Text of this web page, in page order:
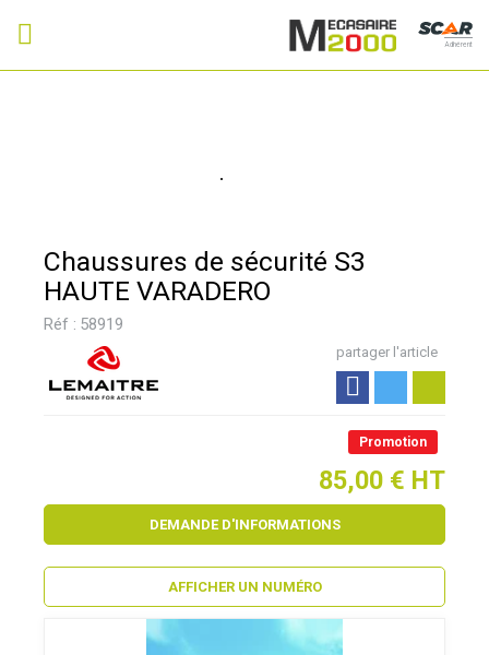
Adhérent
Chaussures de sécurité S3
HAUTE VARADERO
Réf : 58919
partager l'article
Promotion
85,00 € HT
DEMANDE D'INFORMATIONS
AFFICHER UN NUMÉRO